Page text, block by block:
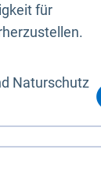
für
Naturschutz